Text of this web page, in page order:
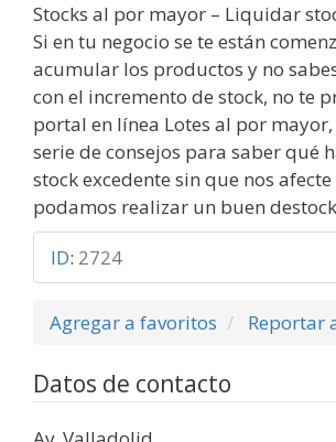
Stocks al por mayor – Liquidar
Si en tu negocio se te están
acumular los productos y no
con el incremento de stock, no te
portal en línea Lotes al por
serie de consejos para saber qué
stock excedente sin que nos
podamos realizar un buen
ID: 2724
Agregar a favoritos Reportar
Datos de contacto